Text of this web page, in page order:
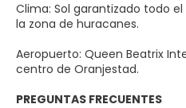
Clima: Sol garantizado todo el
la zona de huracanes.
Aeropuerto: Queen Beatrix
centro de Oranjestad.
PREGUNTAS FRECUENTES